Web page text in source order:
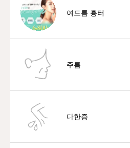
여드름 흉터
주름
다한증